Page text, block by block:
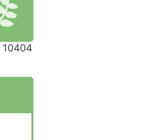
10404